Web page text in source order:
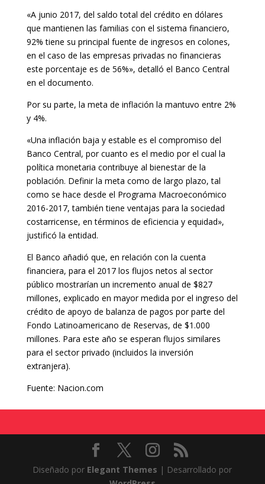
«A junio 2017, del saldo total del crédito en dólares
que mantienen las familias con el sistema financiero,
92% tiene su principal fuente de ingresos en colones,
en el caso de las empresas privadas no financieras
este porcentaje es de 56%», detalló el Banco Central
en el documento.
Por su parte, la meta de inflación la mantuvo entre 2%
y 4%.
«Una inflación baja y estable es el compromiso del
Banco Central, por cuanto es el medio por el cual la
política monetaria contribuye al bienestar de la
población. Definir la meta como de largo plazo, tal
como se hace desde el Programa Macroeconómico
2016-2017, también tiene ventajas para la sociedad
costarricense, en términos de eficiencia y equidad»,
justificó la entidad.
El Banco añadió que, en relación con la cuenta
financiera, para el 2017 los flujos netos al sector
público mostrarían un incremento anual de $827
millones, explicado en mayor medida por el ingreso del
crédito de apoyo de balanza de pagos por parte del
Fondo Latinoamericano de Reservas, de $1.000
millones. Para este año se esperan flujos similares
para el sector privado (incluidos la inversión
extranjera).
Fuente: Nacion.com
Diseñado por Elegant Themes | Desarrollado por